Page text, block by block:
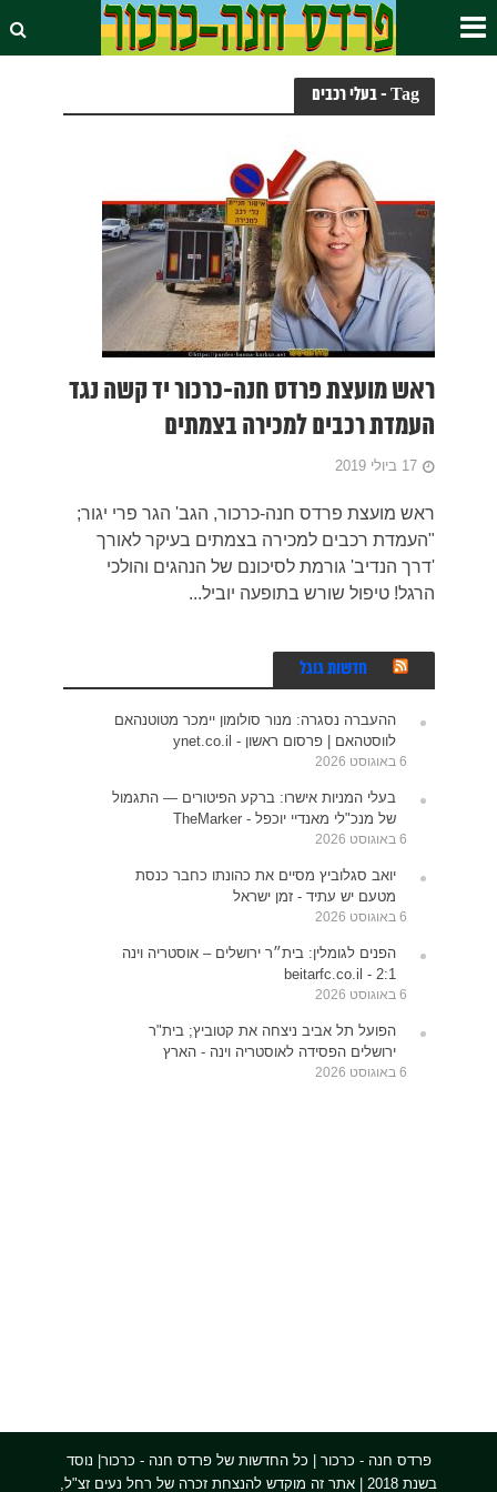
Tag - בעלי רכבים
ראש מועצת פרדס חנה-כרכור יד קשה נגד
העמדת רכבים למכירה בצמתים
17 ביולי 2019
ראש מועצת פרדס חנה-כרכור, הגב' הגר פרי יגור;
"העמדת רכבים למכירה בצמתים בעיקר לאורך
'דרך הנדיב' גורמת לסיכונם של הנהגים והולכי
הרגל! טיפול שורש בתופעה יוביל...
חדשות גוגל
ההעברה נסגרה: מנור סולומון יימכר מטוטנהאם
לווסטהאם | פרסום ראשון - ynet.co.il
6 באוגוסט 2026
בעלי המניות אישרו: ברקע הפיטורים — התגמול
של מנכ"לי מאנדיי יוכפל - TheMarker
6 באוגוסט 2026
יואב סגלוביץ מסיים את כהונתו כחבר כנסת
מטעם יש עתיד - זמן ישראל
6 באוגוסט 2026
הפנים לגומלין: בית״ר ירושלים – אוסטריה וינה
2:1 - beitarfc.co.il
6 באוגוסט 2026
הפועל תל אביב ניצחה את קטוביץ; בית"ר
ירושלים הפסידה לאוסטריה וינה - הארץ
6 באוגוסט 2026
פרדס חנה - כרכור | כל החדשות של פרדס חנה - כרכור| נוסד
בשנת 2018 | אתר זה מוקדש להנצחת זכרה של רחל נעים זצ"ל,